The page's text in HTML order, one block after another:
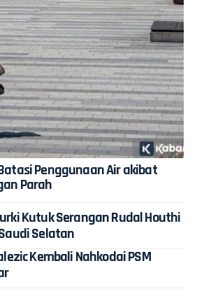
Penggunaan Air akibat
Parah
Kutuk Serangan Rudal Houthi
Selatan
Kembali Nahkodai PSM